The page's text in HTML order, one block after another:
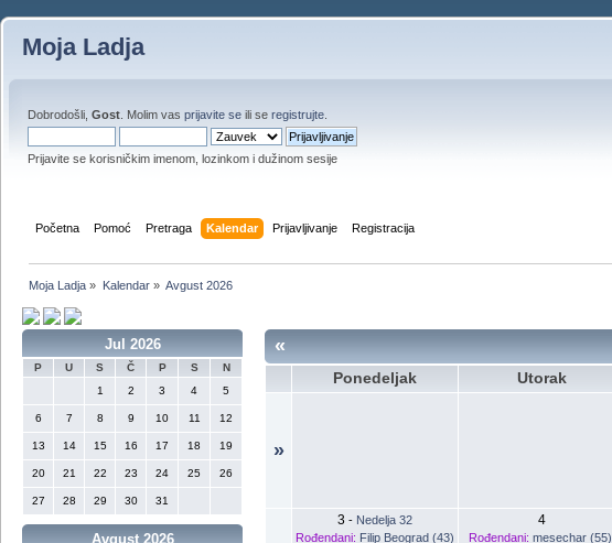
Moja Ladja
Dobrodošli, Gost . Molim vas prijavite se ili se registrujte
Prijavite se korisničkim imenom, lozinkom i dužinom sesije
Početna Pomoć Pretraga Kalendar Prijavljivanje Registracija
Moja Ladja » Kalendar» Avgust 2026
Jul 2026
P U S Č P S
N
1
2 3 4 5
6 7 8 9 10 11 12
13 14 15 16 17 18 19
20 21 22 23 24 25 26
27 28 29 30 31
Avgust 2026
«
Ponedeljak Utorak
»
3 - Nedelja 32
Rođendani: Filip Beograd (43)
4
Rođendani: mesechar (55)